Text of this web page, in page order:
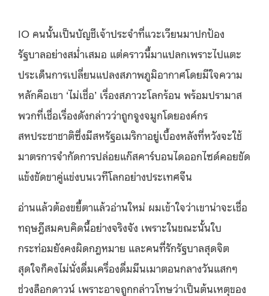
IO คนนั้นเป็นบัญชีเจ้าประจำที่แวะเวียนมาปกป้อง
รัฐบาลอย่างสม่ำเสมอ แต่คราวนี้มาแปลกเพราะไปแตะ
ประเด็นการเปลี่ยนแปลงสภาพภูมิอากาศโดยมีใจความ
หลักคือเขา ‘ไม่เชื่อ’ เรื่องสภาวะโลกร้อน พร้อมปรามาส
พวกที่เชื่อเรื่องดังกล่าวว่าถูกจูงจมูกโดยองค์กร
สหประชาชาติซึ่งมีสหรัฐอเมริกาอยู่เบื้องหลังที่หวังจะใช้
มาตรการจำกัดการปล่อยแก๊สคาร์บอนไดออกไซด์คอยขัด
แข้งขัดขาคู่แข่งบนเวทีโลกอย่างประเทศจีน
อ่านแล้วต้องขยี้ตาแล้วอ่านใหม่ ผมเข้าใจว่าเขาน่าจะเชื่อ
ทฤษฎีสมคบคิดนี้อย่างจริงจัง เพราะในขณะนั้นใบ
กระท่อมยังคงผิดกฎหมาย และคนที่รักรัฐบาลสุดจิต
สุดใจก็คงไม่นั่งดื่มเครื่องดื่มมึนเมาตอนกลางวันแสกๆ
ช่วงล็อกดาวน์ เพราะอาจถูกกล่าวโทษว่าเป็นต้นเหตุของ